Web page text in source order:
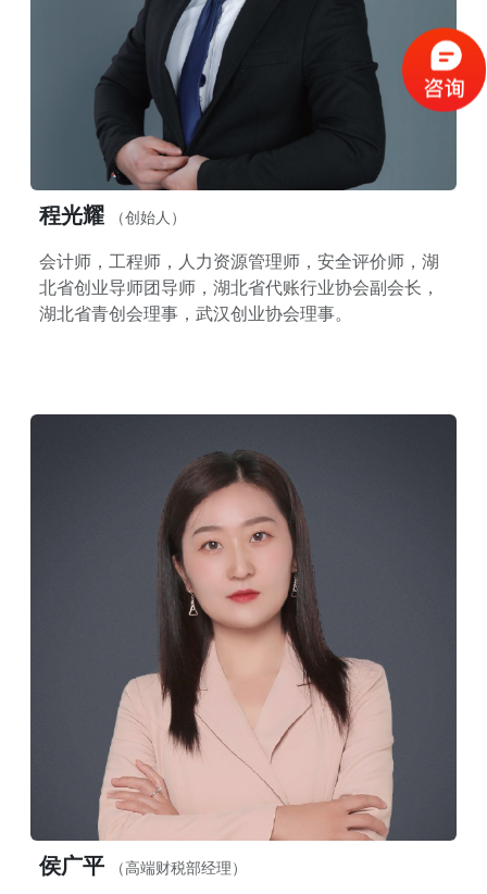
程光耀 （创始人）
会计师，工程师，人力资源管理师，安全评价师，湖
北省创业导师团导师，湖北省代账行业协会副会长，
湖北省青创会理事，武汉创业协会理事。
侯广平 （高端财税部经理）